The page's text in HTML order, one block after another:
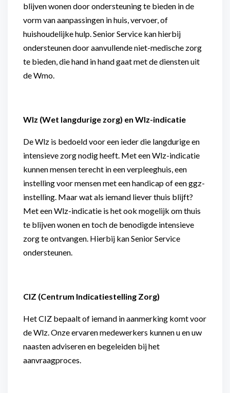
blijven wonen door ondersteuning te bieden in de
vorm van aanpassingen in huis, vervoer, of
huishoudelijke hulp. Senior Service kan hierbij
ondersteunen door aanvullende niet-medische zorg
te bieden, die hand in hand gaat met de diensten uit
de Wmo.
Wlz (Wet langdurige zorg) en Wlz-indicatie
De Wlz is bedoeld voor een ieder die langdurige en
intensieve zorg nodig heeft. Met een Wlz-indicatie
kunnen mensen terecht in een verpleeghuis, een
instelling voor mensen met een handicap of een ggz-
instelling. Maar wat als iemand liever thuis blijft?
Met een Wlz-indicatie is het ook mogelijk om thuis
te blijven wonen en toch de benodigde intensieve
zorg te ontvangen. Hierbij kan Senior Service
ondersteunen.
CIZ (Centrum Indicatiestelling Zorg)
Het CIZ bepaalt of iemand in aanmerking komt voor
de Wlz. Onze ervaren medewerkers kunnen u en uw
naasten adviseren en begeleiden bij het
aanvraagproces.